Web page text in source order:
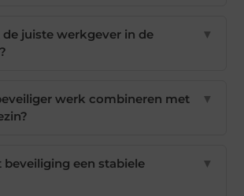
de juiste werkgever in de
▼
werk combineren met
▼
een stabiele
▼